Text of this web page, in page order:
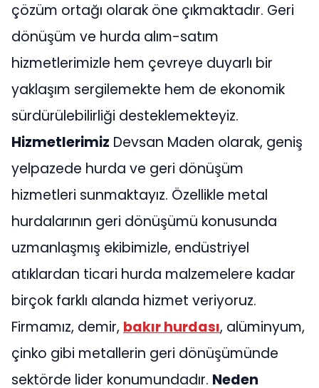
çözüm ortağı olarak öne çıkmaktadır. Geri
dönüşüm ve hurda alım-satım
hizmetlerimizle hem çevreye duyarlı bir
yaklaşım sergilemekte hem de ekonomik
sürdürülebilirliği desteklemekteyiz.
Hizmetlerimiz Devsan Maden olarak, geniş
yelpazede hurda ve geri dönüşüm
hizmetleri sunmaktayız. Özellikle metal
hurdalarının geri dönüşümü konusunda
uzmanlaşmış ekibimizle, endüstriyel
atıklardan ticari hurda malzemelere kadar
birçok farklı alanda hizmet veriyoruz.
Firmamız, demir, bakır hurdası, alüminyum,
çinko gibi metallerin geri dönüşümünde
sektörde lider konumundadır. Neden